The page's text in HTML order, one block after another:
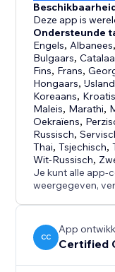
Add to Calendar
oplossing voor
workflow willen
maximaliseren.
vandaag nog.
Deze app is
Ondersteunde
Engels, Albanees,
Bulgaars,
Fins, Frans,
Hongaars,
Koreaans,
Maleis, Marathi,
Oekraïens,
Russisch,
Thai,Tsjechisch,
Wit-Russisch,
Je kunt alle app-
weergegeven,
CC
App
Certified